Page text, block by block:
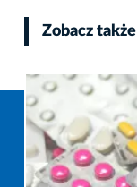
Zobacz także